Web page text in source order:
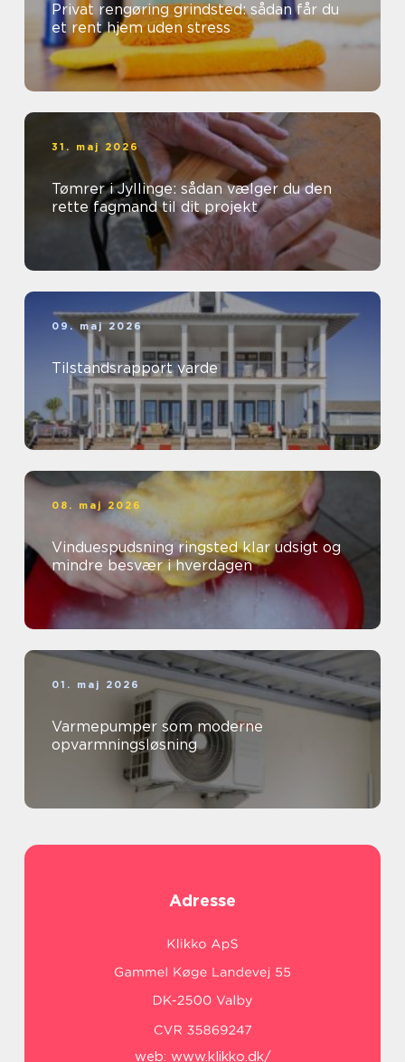
Privat rengøring grindsted: sådan får du
et rent hjem uden stress
31. maj 2026
Tømrer i Jyllinge: sådan vælger du den
rette fagmand til dit projekt
09. maj 2026
Tilstandsrapport varde
08. maj 2026
Vinduespudsning ringsted klar udsigt og
mindre besvær i hverdagen
01. maj 2026
Varmepumper som moderne
opvarmningsløsning
Adresse
web: www.klikko.dk/